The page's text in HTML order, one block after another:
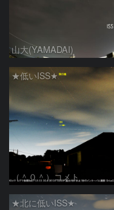
山大(YAMADAI)
★低いISS★
（＾０＾）コメト
★北に低いISS★